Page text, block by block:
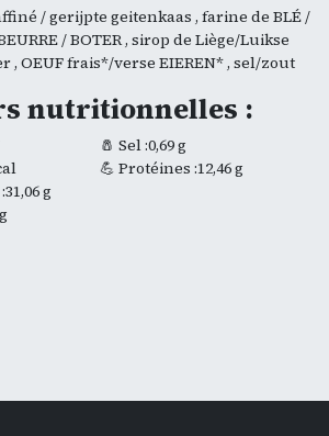
/ gerijpte geitenkaas , farine de BLÉ /
/ BOTER , sirop de Liège/Luikse
, OEUF frais*/verse EIEREN* , sel/zout
nutritionnelles :
g
🧂 Sel :0,69 g
💪 Protéines :12,46 g